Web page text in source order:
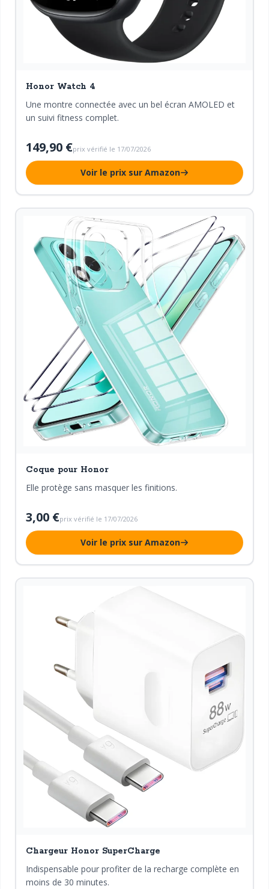
Honor Watch 4
Une montre connectée avec un bel écran AMOLED et
un suivi fitness complet.
149,90 €prix vérifié le 17/07/2026
Voir le prix sur Amazon
Coque pour Honor
Elle protège sans masquer les finitions.
3,00 €prix vérifié le 17/07/2026
Voir le prix sur Amazon
Chargeur Honor SuperCharge
Indispensable pour profiter de la recharge complète en
moins de 30 minutes.